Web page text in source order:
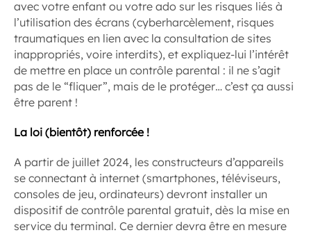
avec votre enfant ou votre ado sur les risques liés à
l’utilisation des écrans (cyberharcèlement, risques
traumatiques en lien avec la consultation de sites
inappropriés, voire interdits), et expliquez-lui l’intérêt
de mettre en place un contrôle parental : il ne s’agit
pas de le “fliquer”, mais de le protéger… c’est ça aussi
être parent !
La loi (bientôt) renforcée !
A partir de juillet 2024, les constructeurs d’appareils
se connectant à internet (smartphones, téléviseurs,
consoles de jeu, ordinateurs) devront installer un
dispositif de contrôle parental gratuit, dès la mise en
service du terminal. Ce dernier devra être en mesure